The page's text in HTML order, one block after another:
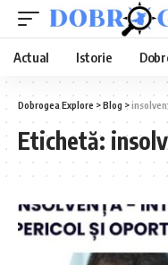
Actual Istorie
Dobrogea Explore >Blog >
Etichetă: